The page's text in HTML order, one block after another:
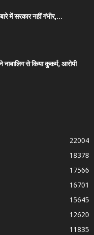
में सरकार नहीं गंभीर,...
से किया कुकर्म, आरोपी
22004
18378
17566
16701
15645
12620
11835